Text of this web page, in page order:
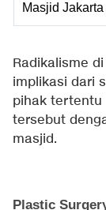
Masjid Jakarta
Radikalisme
implikasi dari
pihak tertentu
tersebut
masjid.